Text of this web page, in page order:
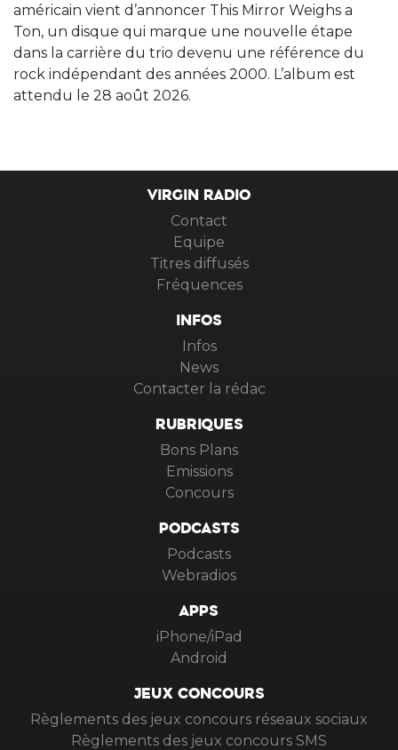
américain vient d’annoncer This Mirror Weighs a
Ton, un disque qui marque une nouvelle étape
dans la carrière du trio devenu une référence du
rock indépendant des années 2000. L’album est
attendu le 28 août 2026.
VIRGIN RADIO
Contact
Equipe
Titres diffusés
Fréquences
INFOS
Infos
News
Contacter la rédac
RUBRIQUES
Bons Plans
Emissions
Concours
PODCASTS
Podcasts
Webradios
APPS
iPhone/iPad
Android
JEUX CONCOURS
Règlements des jeux concours réseaux sociaux
Règlements des jeux concours SMS